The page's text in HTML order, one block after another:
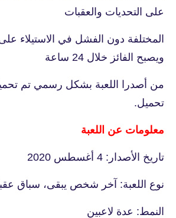
على التحديات والعقبات
المختلفة دون الفشل في الاستيلاء على
ويصبح الفائز خلال 24 ساعة
تحميل.
معلومات عن اللعبة
تاريخ الأصدار: 4 أغسطس 2020
نوع اللعبة: آخر شخص يبقى، سباق
النمط: عدة لاعبين